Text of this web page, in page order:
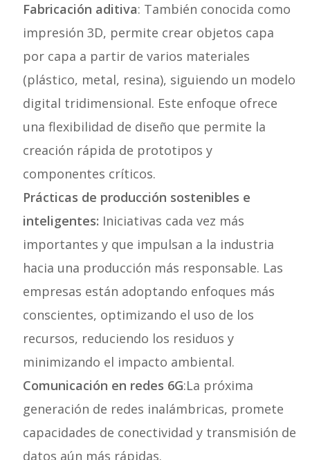
Fabricación aditiva: También conocida como
impresión 3D, permite crear objetos capa
por capa a partir de varios materiales
(plástico, metal, resina), siguiendo un modelo
digital tridimensional. Este enfoque ofrece
una flexibilidad de diseño que permite la
creación rápida de prototipos y
componentes críticos.
Prácticas de producción sostenibles e
inteligentes: Iniciativas cada vez más
importantes y que impulsan a la industria
hacia una producción más responsable. Las
empresas están adoptando enfoques más
conscientes, optimizando el uso de los
recursos, reduciendo los residuos y
minimizando el impacto ambiental.
Comunicación en redes 6G:La próxima
generación de redes inalámbricas, promete
capacidades de conectividad y transmisión de
datos aún más rápidas.